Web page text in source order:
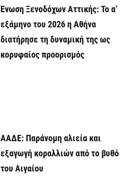
Ένωση Ξενοδόχων Αττικής: Το α’
εξάμηνο του 2026 η Αθήνα
διατήρησε τη δυναμική της ως
κορυφαίος προορισμός
ΑΑΔΕ: Παράνομη αλιεία και
εξαγωγή κοραλλιών από το βυθό
του Αιγαίου